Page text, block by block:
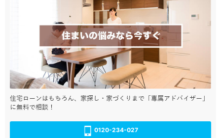
住宅ローンはもちろん、家探し・家づくりまで「専属アドバイザー」
に無料で相談！
0120-234-027